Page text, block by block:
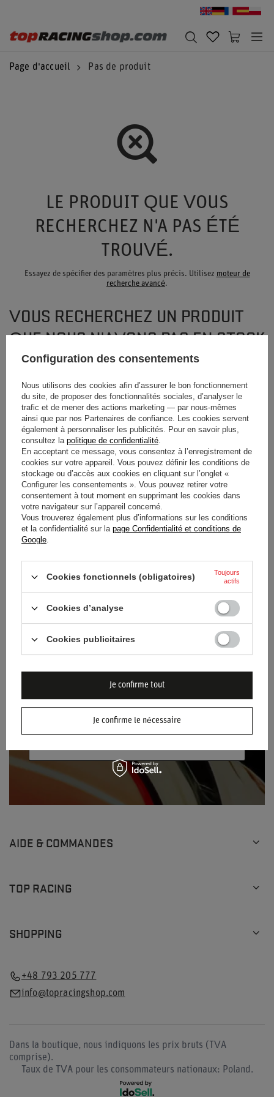
Page d'accueil Pas de produit
LE PRODUIT QUE VOUS
RECHERCHEZ N'A PAS ÉTÉ
TROUVÉ.
Essayez de spécifier des paramètres plus précis. Utilisez moteur de
recherche avancé.
VOUS RECHERCHEZ UN PRODUIT
QUE NOUS N'AVONS PAS EN STOCK
Si vous n'avez pas trouvé un produit dans notre offre et que vous souhaitez
l'acheter dans notre boutique, vous pouvez utiliser le formulaire spécial et
nous envoyer une description de l'article que vous recherchez. Pour
pouvoir le faire, vous devez êtreconnectés.
BULLETIN D'INFORMATION
Restez informé(e) et inscrivez-vous à notre
Saisissez votre nom
contenant des informations commerciales
confidentialité.
AIDE & COMMANDES
TOP RACING
SHOPPING
+48 793 205 777
info@topracingshop.com
Dans la boutique, nous indiquons les prix bruts (TVA
comprise).
Taux de TVA pour les consommateurs nationaux: Poland.
Configuration des consentements
Nous utilisons des cookies afin d’assurer le bon fonctionnement
du site, de proposer des fonctionnalités sociales, d’analyser le
trafic et de mener des actions marketing — par nous-mêmes
ainsi que par nos Partenaires de confiance. Les cookies servent
également à personnaliser les publicités. Pour en savoir plus,
consultez la politique de confidentialité.
En acceptant ce message, vous consentez à l’enregistrement de
cookies sur votre appareil. Vous pouvez définir les conditions de
stockage ou d’accès aux cookies en cliquant sur l’onglet «
Configurer les consentements ». Vous pouvez retirer votre
consentement à tout moment en supprimant les cookies dans
votre navigateur sur l’appareil concerné.
Vous trouverez également plus d’informations sur les conditions
et la confidentialité sur la page Confidentialité et conditions de
Google.
Cookies fonctionnels (obligatoires)
Toujours
actifs
Cookies d’analyse
Cookies publicitaires
Je confirme le nécessaire
Je confirme tout